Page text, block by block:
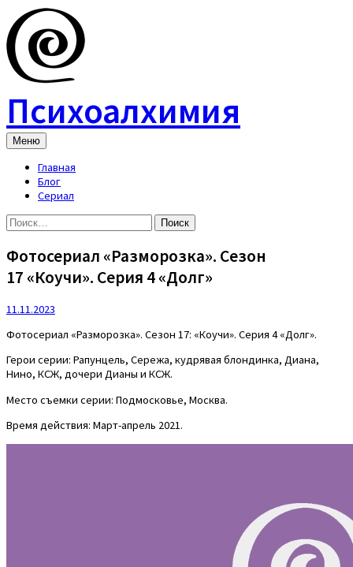
Skip
to
content
Психоалхимия
Меню
Главная
Блог
Сериал
Найти:
Фотосериал «Разморозка». Сезон
17 «Коучи». Серия 4 «Долг»
11.11.2023
Фотосериал «Разморозка». Сезон 17: «Коучи». Серия 4 «Долг».
Герои серии: Рапунцель, Сережа, кудрявая блондинка, Диана,
Нино, КСЖ, дочери Дианы и КСЖ.
Место съемки серии: Подмосковье, Москва.
Время действия: Март-апрель 2021.